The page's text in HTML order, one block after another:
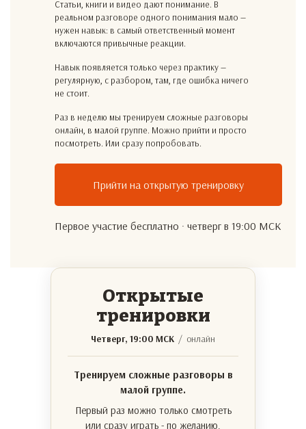
Статьи, книги и видео дают понимание. В
реальном разговоре одного понимания мало —
нужен навык: в самый ответственный момент
включаются привычные реакции.
Навык появляется только через практику —
регулярную, с разбором, там, где ошибка ничего
не стоит.
Раз в неделю мы тренируем сложные разговоры
онлайн, в малой группе. Можно прийти и просто
посмотреть. Или сразу попробовать.
Прийти на открытую тренировку
Первое участие бесплатно · четверг в 19:00 МСК
Открытые
тренировки
Четверг, 19:00 МСК / онлайн
Тренируем сложные разговоры в
малой группе.
Первый раз можно только смотреть
или сразу играть - по желанию.